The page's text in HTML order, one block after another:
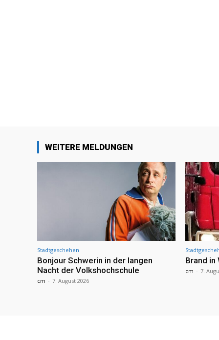
WEITERE MELDUNGEN
Stadtgeschehen
Bonjour Schwerin in der langen
Nacht der Volkshochschule
cm - 7. August 2026
Brand in
cm - 7.